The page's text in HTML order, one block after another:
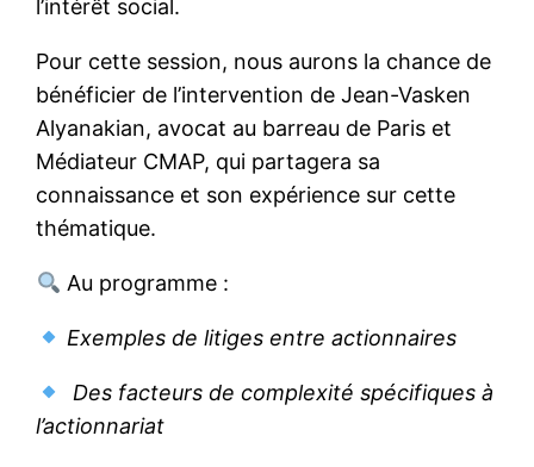
l’intérêt social.
Pour cette session, nous aurons la chance de
bénéficier de l’intervention de Jean-Vasken
Alyanakian, avocat au barreau de Paris et
Médiateur CMAP, qui partagera sa
connaissance et son expérience sur cette
thématique.
Au programme :
Exemples de litiges entre actionnaires
Des facteurs de complexité spécifiques à
l’actionnariat